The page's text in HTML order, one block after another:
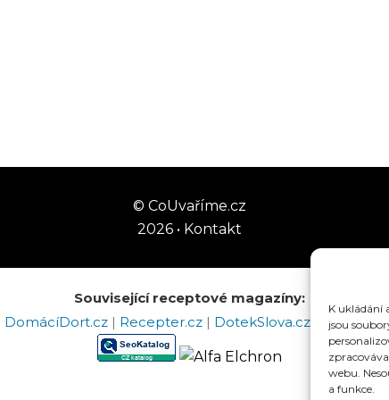
K ukládání
jsou
webu.
a funkce.
© CoUvaříme.cz
2026 •Kontakt
Související receptové magazíny:
DomácíDort.cz | Recepter.cz | DotekSlova.cz Osobní